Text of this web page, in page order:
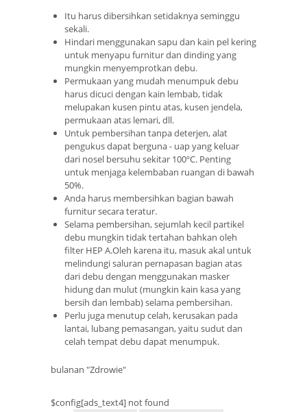
Itu harus dibersihkan setidaknya seminggu
sekali.
Hindari menggunakan sapu dan kain pel kering
untuk menyapu furnitur dan dinding yang
mungkin menyemprotkan debu.
Permukaan yang mudah menumpuk debu
harus dicuci dengan kain lembab, tidak
melupakan kusen pintu atas, kusen jendela,
permukaan atas lemari, dll.
Untuk pembersihan tanpa deterjen, alat
pengukus dapat berguna - uap yang keluar
dari nosel bersuhu sekitar 100ºC. Penting
untuk menjaga kelembaban ruangan di bawah
50%.
Anda harus membersihkan bagian bawah
furnitur secara teratur.
Selama pembersihan, sejumlah kecil partikel
debu mungkin tidak tertahan bahkan oleh
filter HEP A.Oleh karena itu, masuk akal untuk
melindungi saluran pernapasan bagian atas
dari debu dengan menggunakan masker
hidung dan mulut (mungkin kain kasa yang
bersih dan lembab) selama pembersihan.
Perlu juga menutup celah, kerusakan pada
lantai, lubang pemasangan, yaitu sudut dan
celah tempat debu dapat menumpuk.
bulanan "Zdrowie"
$config[ads_text4] not found